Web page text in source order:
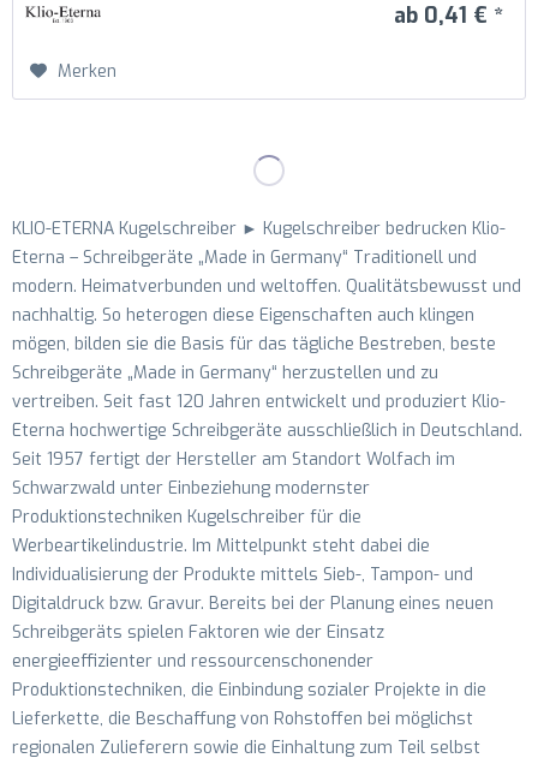
ab 0,41 € *
Merken
KLIO-ETERNA Kugelschreiber ► Kugelschreiber bedrucken Klio-
Eterna – Schreibgeräte „Made in Germany“ Traditionell und
modern. Heimatverbunden und weltoffen. Qualitätsbewusst und
nachhaltig. So heterogen diese Eigenschaften auch klingen
mögen, bilden sie die Basis für das tägliche Bestreben, beste
Schreibgeräte „Made in Germany“ herzustellen und zu
vertreiben. Seit fast 120 Jahren entwickelt und produziert Klio-
Eterna hochwertige Schreibgeräte ausschließlich in Deutschland.
Seit 1957 fertigt der Hersteller am Standort Wolfach im
Schwarzwald unter Einbeziehung modernster
Produktionstechniken Kugelschreiber für die
Werbeartikelindustrie. Im Mittelpunkt steht dabei die
Individualisierung der Produkte mittels Sieb-, Tampon- und
Digitaldruck bzw. Gravur. Bereits bei der Planung eines neuen
Schreibgeräts spielen Faktoren wie der Einsatz
energieeffizienter und ressourcenschonender
Produktionstechniken, die Einbindung sozialer Projekte in die
Lieferkette, die Beschaffung von Rohstoffen bei möglichst
regionalen Zulieferern sowie die Einhaltung zum Teil selbst